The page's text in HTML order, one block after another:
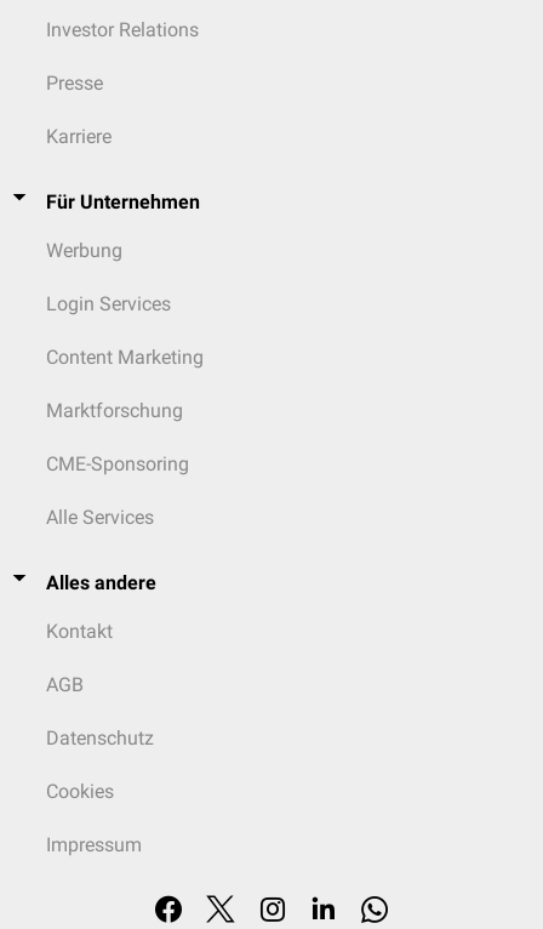
Investor Relations
Presse
Karriere
Für Unternehmen
Werbung
Login Services
Content Marketing
Marktforschung
CME-Sponsoring
Alle Services
Alles andere
Kontakt
AGB
Datenschutz
Cookies
Impressum